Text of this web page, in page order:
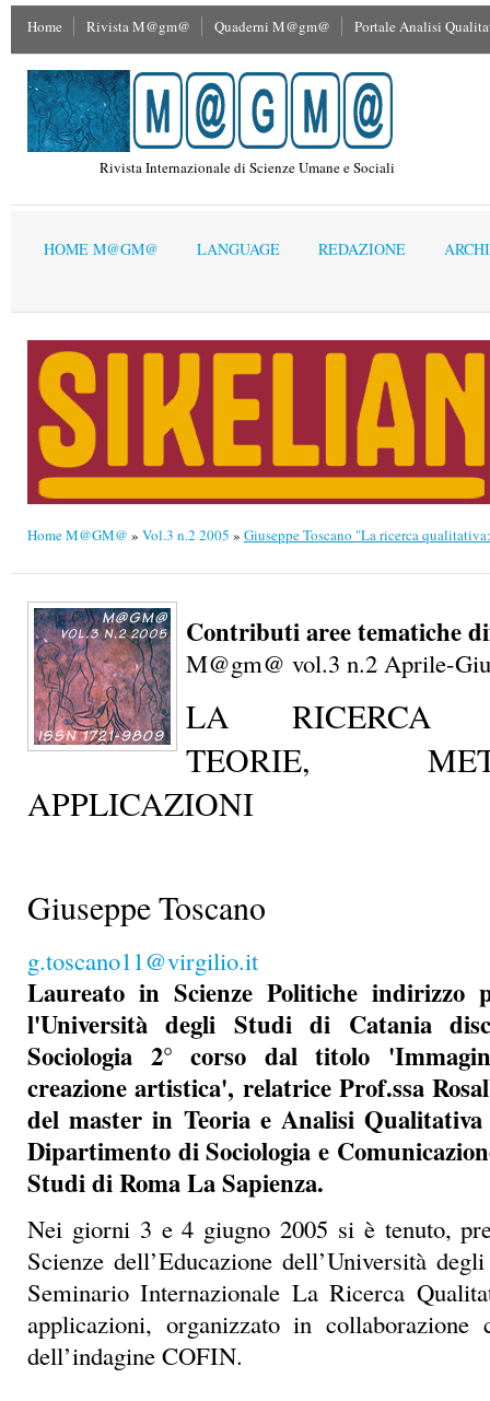
Home Rivista M@gm@ Quaderni M@gm@ Portale Analisi
Rivista Internazionale di Scienze Umane e Sociali
HOME M@GM@ LANGUAGE REDAZIONE
Home M@GM@ » Vol.3 n.2 2005 » Giuseppe Toscano "La ricerca
Contributi aree tematiche
M@gm@ vol.3 n.2 Aprile-
LA RICERCA
TEORIE,
APPLICAZIONI
Giuseppe Toscano
g.toscano11@virgilio.it
Laureato in Scienze Politiche indirizzo
l'Università degli Studi di Catania
Sociologia 2° corso dal titolo
creazione artistica', relatrice Prof.ssa
del master in Teoria e Analisi
Dipartimento di Sociologia e
Studi di Roma La Sapienza.
Nei giorni 3 e 4 giugno 2005 si è tenuto,
Scienze dell’Educazione dell’Università
Seminario Internazionale La Ricerca
applicazioni, organizzato in
dell’indagine COFIN.